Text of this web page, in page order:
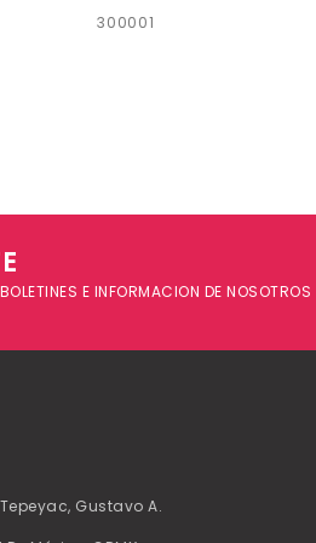
300001
E INFORMACION DE NOSOTROS
Gustavo A.